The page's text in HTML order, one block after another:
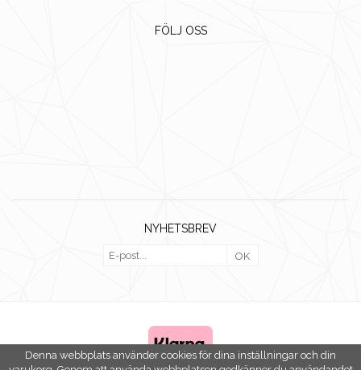
FÖLJ OSS
NYHETSBREV
OK
Denna webbplats använder cookies för dina inställningar och din